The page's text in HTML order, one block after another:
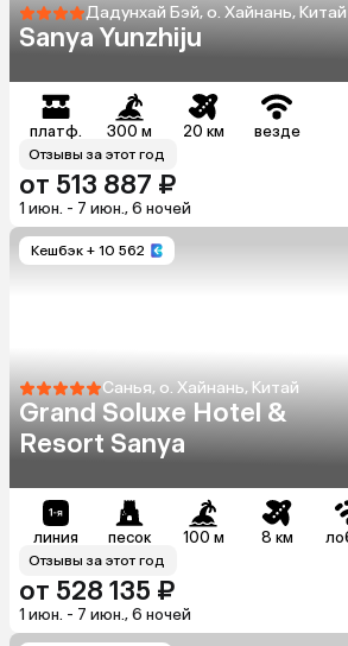
Дадунхай Бэй, о. Хайнань, Китай
Sanya Yunzhiju
платф. 300 м 20 км везде
Отзывы за этот год
от 513 887 ₽
1 июн. - 7 июн., 6 ночей
Кешбэк + 10 562
Санья, о. Хайнань, Китай
Grand Soluxe Hotel &
Resort Sanya
линия песок 100 м 8 км
Отзывы за этот год
от 528 135 ₽
1 июн. - 7 июн., 6 ночей